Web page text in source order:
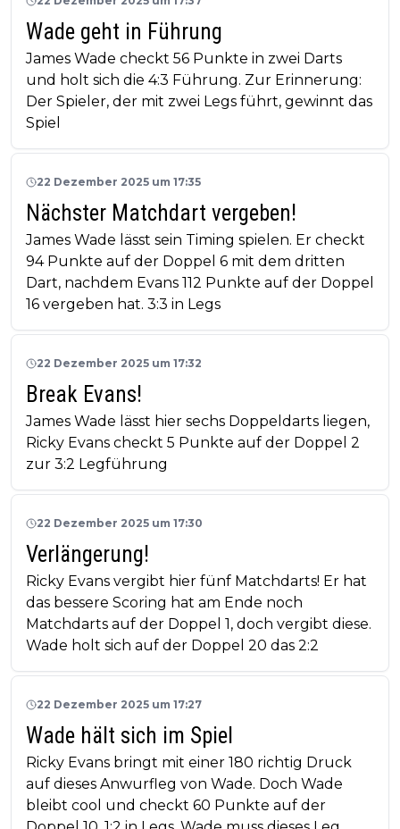
Wade geht in Führung
James Wade checkt 56 Punkte in zwei Darts
und holt sich die 4:3 Führung. Zur Erinnerung:
Der Spieler, der mit zwei Legs führt, gewinnt das
Spiel
22 Dezember 2025 um 17:35
Nächster Matchdart vergeben!
James Wade lässt sein Timing spielen. Er checkt
94 Punkte auf der Doppel 6 mit dem dritten
Dart, nachdem Evans 112 Punkte auf der Doppel
16 vergeben hat. 3:3 in Legs
22 Dezember 2025 um 17:32
Break Evans!
James Wade lässt hier sechs Doppeldarts liegen,
Ricky Evans checkt 5 Punkte auf der Doppel 2
zur 3:2 Legführung
22 Dezember 2025 um 17:30
Verlängerung!
Ricky Evans vergibt hier fünf Matchdarts! Er hat
das bessere Scoring hat am Ende noch
Matchdarts auf der Doppel 1, doch vergibt diese.
Wade holt sich auf der Doppel 20 das 2:2
22 Dezember 2025 um 17:27
Wade hält sich im Spiel
Ricky Evans bringt mit einer 180 richtig Druck
auf dieses Anwurfleg von Wade. Doch Wade
bleibt cool und checkt 60 Punkte auf der